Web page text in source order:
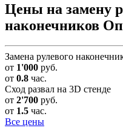
Цены на замену
наконечников
Замена рулевого
от 1'000 руб.
от 0.8 час.
Сход развал на 3D стенде
от 2'700 руб.
от 1.5 час.
Все цены